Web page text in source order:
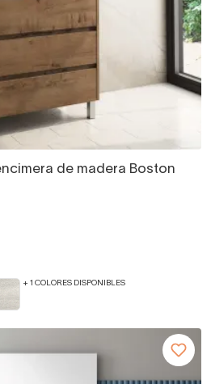
de madera Boston
+ 1 COLORES DISPONIBLES